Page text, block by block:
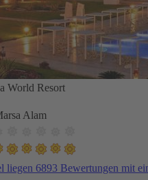
World Resort
Alam
liegen 6893 Bewertungen mit